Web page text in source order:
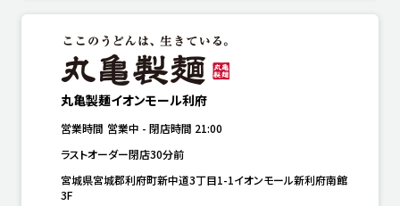
丸亀製麺イオンモール利府
営業時間 営業中 - 閉店時間 21:00
ラストオーダー閉店30分前
宮城県宮城郡利府町新中道3丁目1-1イオンモール新利府南館
3F